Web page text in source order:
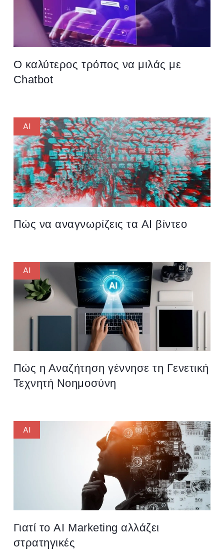
Ο καλύτερος τρόπος να μιλάς με
Chatbot
AI
Πώς να αναγνωρίζεις τα AI βίντεο
AI
Πώς η Αναζήτηση γέννησε τη Γενετική
Τεχνητή Νοημοσύνη
AI
Γιατί το AI Marketing αλλάζει
στρατηγικές